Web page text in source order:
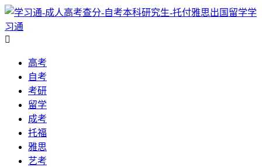
学
习通

高考
自考
考研
留学
成考
托福
雅思
艺考